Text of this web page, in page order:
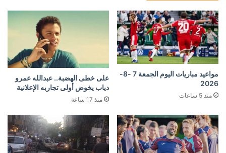
مواعيد مباريات اليوم الجمعة 7 -8-
2026
منذ 5 ساعات
على خطى الهضبة.. عبدالله عمرو
دياب يخوض أولى تجاربه الإعلانية
منذ 17 ساعة